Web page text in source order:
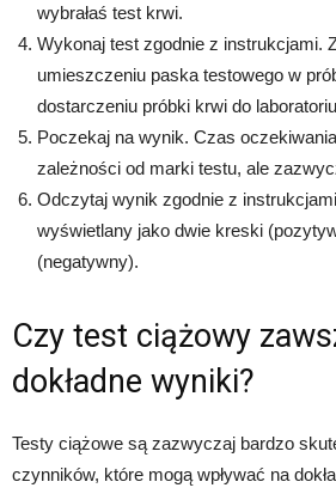
wybrałaś test krwi.
Wykonaj test zgodnie z instrukcjami.
umieszczeniu paska testowego w
dostarczeniu próbki krwi do
Poczekaj na wynik. Czas
zależności od marki testu, ale
Odczytaj wynik zgodnie z
wyświetlany jako dwie kreski
(negatywny).
Czy test ciążowy
dokładne wyniki?
Testy ciążowe są zazwyczaj bardzo
czynników, które mogą wpływać na